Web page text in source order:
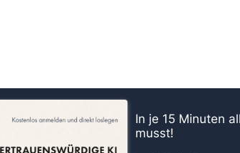
In je 15 Minuten
musst!